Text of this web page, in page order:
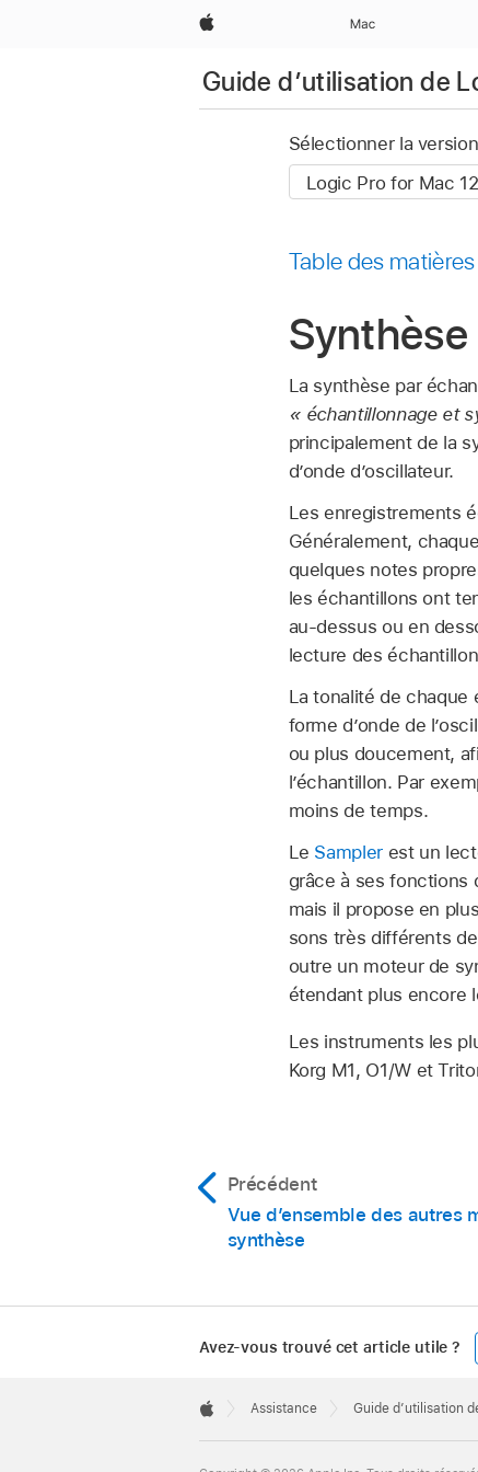
Apple Mac
Guide d’utilisation de
Sélectionner la
Table des matières
La synthèse par
« échantillonnage et
principalement de la
d’onde d’oscillateur.
Les enregistrements
Généralement,
quelques notes
les échantillons ont
au-dessus ou en
lecture des
La tonalité de chaque
forme d’onde de
ou plus doucement,
l’échantillon. Par
moins de temps.
Le Samplerest un
grâce à ses fonctions
mais il propose en
sons très différents
outre un moteur de
étendant plus encore
Les instruments les
Korg M1, O1/W et
Précédent
Vue d’ensemble des autres
synthèse
Avez-vous trouvé cet article utile ?
Footer

Assistance Guide d’utilisation